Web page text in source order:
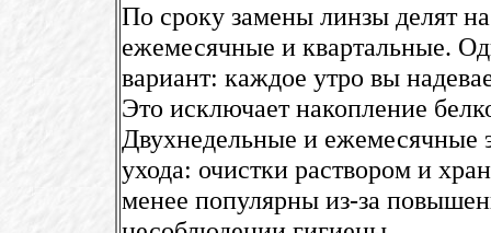
По сроку замены линзы делят
ежемесячные и квартальные.
вариант: каждое утро вы
Это исключает накопление
Двухнедельные и ежемесячные
ухода: очистки раствором и
менее популярны из-за